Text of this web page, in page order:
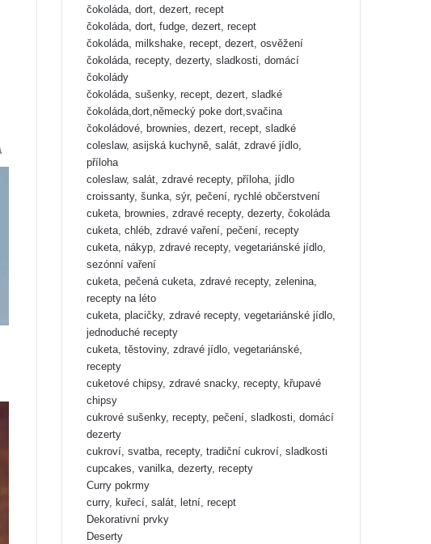
čokoláda, dort, dezert, recept
čokoláda, dort, fudge, dezert, recept
čokoláda, milkshake, recept, dezert, osvěžení
čokoláda, recepty, dezerty, sladkosti, domácí
čokolády
čokoláda, sušenky, recept, dezert, sladké
čokoláda,dort,německý poke dort,svačina
čokoládové, brownies, dezert, recept, sladké
coleslaw, asijská kuchyně, salát, zdravé jídlo,
příloha
coleslaw, salát, zdravé recepty, příloha, jídlo
croissanty, šunka, sýr, pečení, rychlé občerstvení
cuketa, brownies, zdravé recepty, dezerty, čokoláda
cuketa, chléb, zdravé vaření, pečení, recepty
cuketa, nákyp, zdravé recepty, vegetariánské jídlo,
sezónní vaření
cuketa, pečená cuketa, zdravé recepty, zelenina,
recepty na léto
cuketa, placičky, zdravé recepty, vegetariánské jídlo,
jednoduché recepty
cuketa, těstoviny, zdravé jídlo, vegetariánské,
recepty
cuketové chipsy, zdravé snacky, recepty, křupavé
chipsy
cukrové sušenky, recepty, pečení, sladkosti, domácí
dezerty
cukroví, svatba, recepty, tradiční cukroví, sladkosti
cupcakes, vanilka, dezerty, recepty
Curry pokrmy
curry, kuřecí, salát, letní, recept
Dekorativní prvky
Deserty